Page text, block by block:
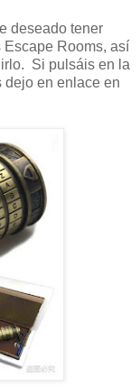
deseado tener
Escape Rooms, así
Si pulsáis en la
dejo en enlace en